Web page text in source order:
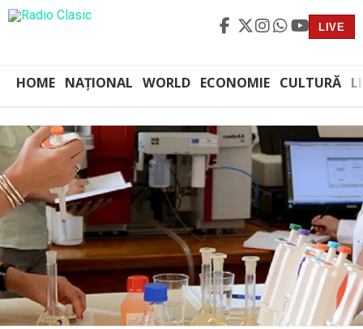
LIVE
HOME NAȚIONAL WORLD ECONOMIE CULTURĂ